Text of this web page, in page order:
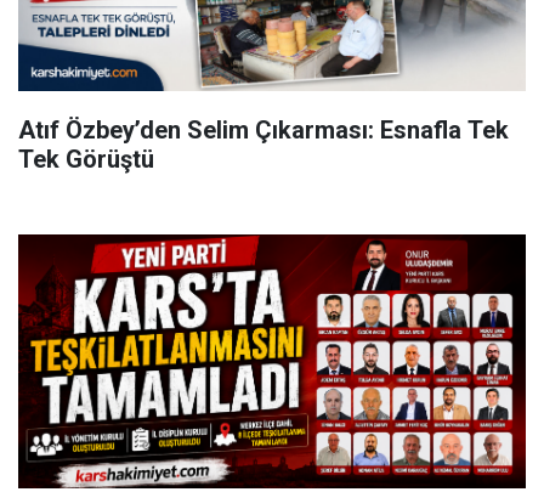
Atıf Özbey’den Selim Çıkarması: Esnafla Tek
Tek Görüştü